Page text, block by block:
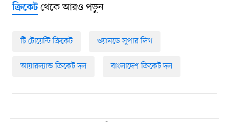
ক্রিকেটথেকে আরও পড়ুন
টি টোয়েন্টি ক্রিকেট ওয়ানডে সুপার লিগ
আয়ারল্যান্ড ক্রিকেট দল বাংলাদেশ ক্রিকেট দল